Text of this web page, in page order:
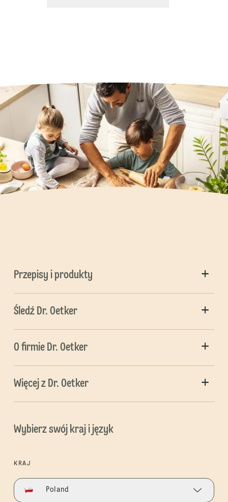
Przepisy i produkty
Śledź Dr. Oetker
O firmie Dr. Oetker
Więcej z Dr. Oetker
Wybierz swój kraj i język
KRAJ
Poland